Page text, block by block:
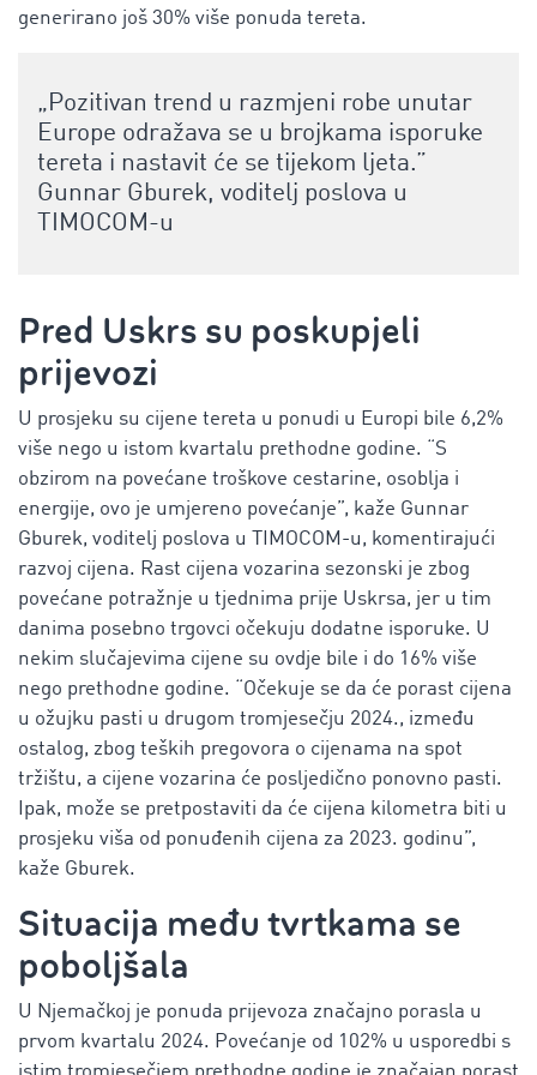
generirano još 30% više ponuda tereta.
„Pozitivan trend u razmjeni robe unutar
Europe odražava se u brojkama isporuke
tereta i nastavit će se tijekom ljeta.”
Gunnar Gburek, voditelj poslova u
TIMOCOM-u
Pred Uskrs su poskupjeli
prijevozi
U prosjeku su cijene tereta u ponudi u Europi bile 6,2%
više nego u istom kvartalu prethodne godine. “S
obzirom na povećane troškove cestarine, osoblja i
energije, ovo je umjereno povećanje”, kaže Gunnar
Gburek, voditelj poslova u TIMOCOM-u, komentirajući
razvoj cijena. Rast cijena vozarina sezonski je zbog
povećane potražnje u tjednima prije Uskrsa, jer u tim
danima posebno trgovci očekuju dodatne isporuke. U
nekim slučajevima cijene su ovdje bile i do 16% više
nego prethodne godine. “Očekuje se da će porast cijena
u ožujku pasti u drugom tromjesečju 2024., između
ostalog, zbog teških pregovora o cijenama na spot
tržištu, a cijene vozarina će posljedično ponovno pasti.
Ipak, može se pretpostaviti da će cijena kilometra biti u
prosjeku viša od ponuđenih cijena za 2023. godinu”,
kaže Gburek.
Situacija među tvrtkama se
poboljšala
U Njemačkoj je ponuda prijevoza značajno porasla u
prvom kvartalu 2024. Povećanje od 102% u usporedbi s